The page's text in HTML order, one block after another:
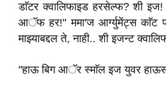
डाॅटर क्वालिफाइड हरसेल्फ? शी
आॅफ हर!" ममा'ज आर्ग्युमेंट्स काॅट
माझ्याबद्दल ते, नाही.. शी इजन्ट
"हाऊ बिग आॅर स्माॅल इज युवर